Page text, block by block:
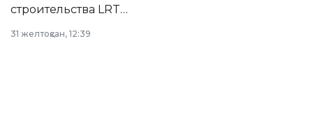
строительства LRT
республиканского
31 желтоқсан, 12:39